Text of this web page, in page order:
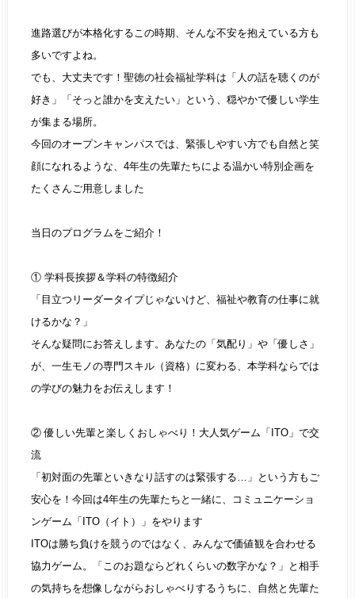
進路選びが本格化するこの時期、そんな不安を抱えている方も
多いですよね。
でも、大丈夫です！聖徳の社会福祉学科は「人の話を聴くのが
好き」「そっと誰かを支えたい」という、穏やかで優しい学生
が集まる場所。
今回のオープンキャンパスでは、緊張しやすい方でも自然と笑
顔になれるような、4年生の先輩たちによる温かい特別企画を
たくさんご用意しました
当日のプログラムをご紹介！
① 学科長挨拶＆学科の特徴紹介
「目立つリーダータイプじゃないけど、福祉や教育の仕事に就
けるかな？」
そんな疑問にお答えします。あなたの「気配り」や「優しさ」
が、一生モノの専門スキル（資格）に変わる、本学科ならでは
の学びの魅力をお伝えします！
② 優しい先輩と楽しくおしゃべり！大人気ゲーム「ITO」で交
流
「初対面の先輩といきなり話すのは緊張する…」という方もご
安心を！今回は4年生の先輩たちと一緒に、コミュニケーショ
ンゲーム「ITO（イト）」をやります
ITOは勝ち負けを競うのではなく、みんなで価値観を合わせる
協力ゲーム。「このお題ならどれくらいの数字かな？」と相手
の気持ちを想像しながらおしゃべりするうちに、自然と先輩た